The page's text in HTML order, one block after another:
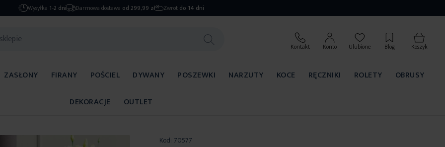
Wysyłka 1-2 dni Darmowa dostawa od 299,99 zł Zwrot do 14 dni
Kontakt Konto Ulubione Blog Koszyk
ZASŁONY FIRANY POŚCIEL DYWANY POSZEWKI NARZUTY KOCE RĘCZNIKI ROLETY
OBRUSY
DEKORACJE
OUTLET
Kod: 70577